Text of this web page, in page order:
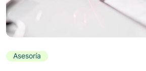
Asesoría